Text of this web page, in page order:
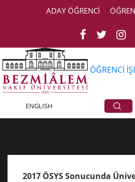
ADAY ÖĞRENCİ
ÖĞRENCİ
ENGLISH Haberler
2017 ÖSYS Sonucunda